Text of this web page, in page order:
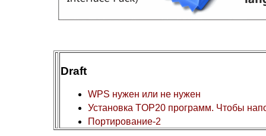
Draft
WPS нужен или не нужен
Установка TOP20 программ. Чтобы
Портирование-2